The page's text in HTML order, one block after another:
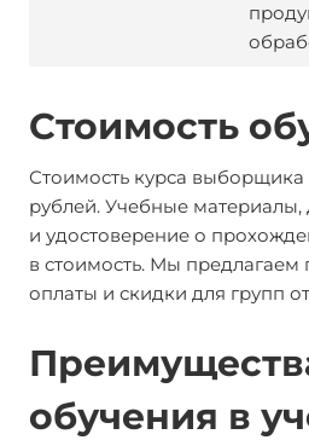
Стоимость
Стоимость курса выборщика
рублей. Учебные материалы,
и удостоверение о
в стоимость. Мы предлагаем
оплаты и скидки для групп
обучения в